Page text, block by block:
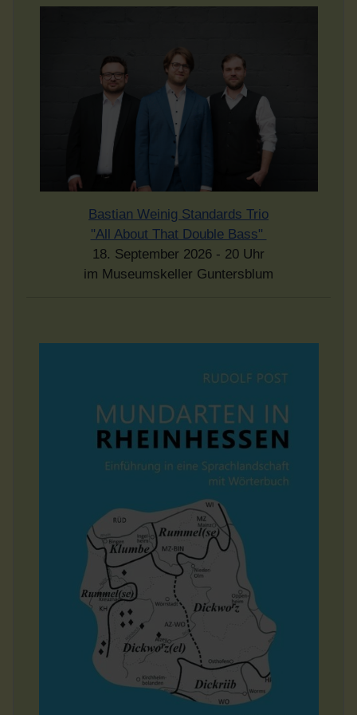
Bastian Weinig Standards Trio
"All About That Double Bass"
18. September 2026 - 20 Uhr
im Museumskeller Guntersblum